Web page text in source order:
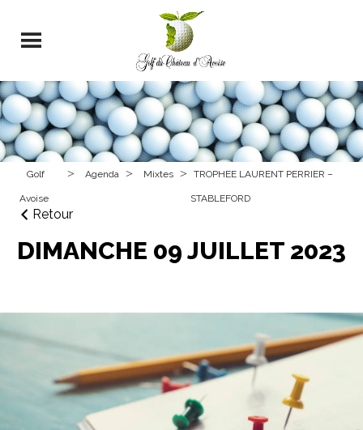
Golf
Avoise
> Agenda > Mixtes > TROPHEE LAURENT PERRIER –
STABLEFORD
Retour
DIMANCHE 09 JUILLET 2023